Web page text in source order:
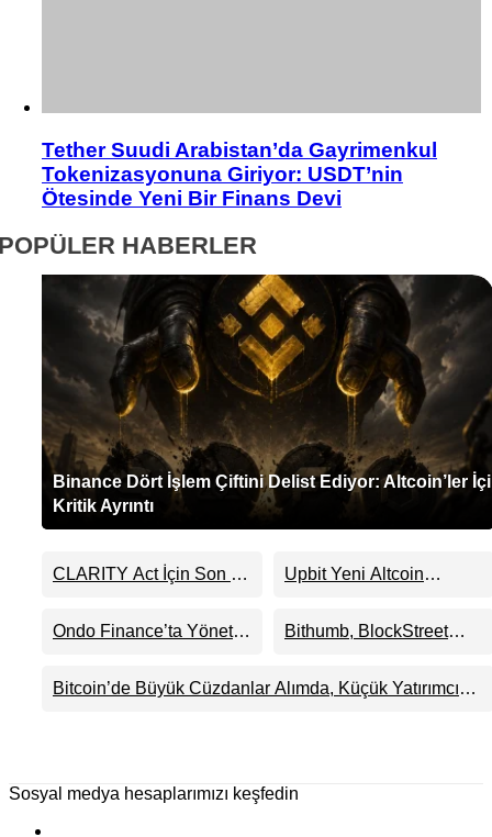
Tether Suudi Arabistan’da Gayrimenkul
Tokenizasyonuna Giriyor: USDT’nin
Ötesinde Yeni Bir Finans Devi
HABERLER
Binance Dört İşlem Çiftini Delist Ediyor: Altcoin’ler
Kritik Ayrıntı
CLARITY Act İçin Son 24
Kripto Para Piyasasının
Upbit Yeni Altcoin
KRW, BTC ve USDT
Ondo Finance’ta Yönetim
Milyarlarca Dolarlık
Tokenizasyon Devinin
Bithumb, BlockStreet
Çifti Desteği Duyurdu
Bitcoin’de Büyük Cüzdanlar Alımda, Küçük Yatırımcı
Sosyal medya hesaplarımızı keşfedin